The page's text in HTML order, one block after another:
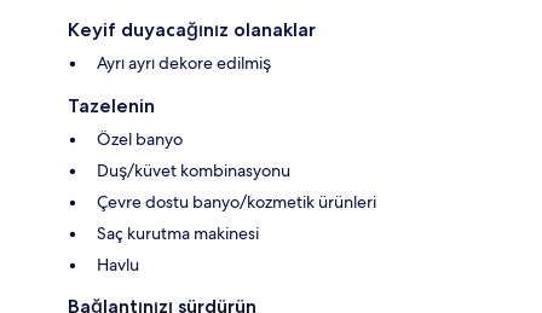
Keyif duyacağınız olanaklar
Ayrı ayrı dekore edilmiş
Tazelenin
Özel banyo
Duş/küvet kombinasyonu
Çevre dostu banyo/kozmetik ürünleri
Saç kurutma makinesi
Havlu
Bağlantınızı sürdürün